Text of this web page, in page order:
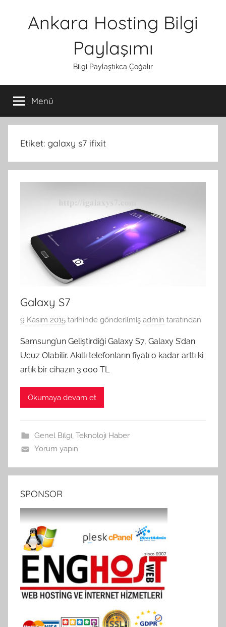
Ankara Hosting Bilgi
Paylaşımı
Bilgi Paylaştıkca Çoğalır
Menü
Etiket: galaxy s7 ifixit
Galaxy S7
9 Kasım 2015 tarihinde gönderilmiş admin tarafından
Samsung’un Geliştirdiği Galaxy S7, Galaxy S’dan
Ucuz Olabilir. Akıllı telefonların fiyatı o kadar arttı ki
artık bir cihazın 3.000 TL
Okumaya devam et
Genel Bilgi, Teknoloji Haber
Yorum yapın
SPONSOR